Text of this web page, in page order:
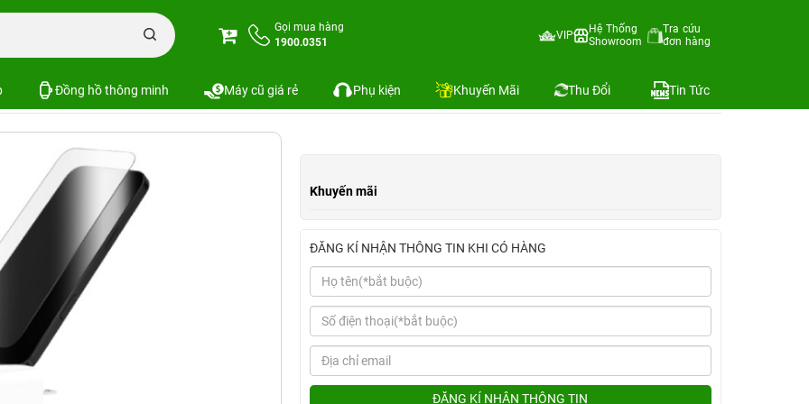
Gọi mua hàng
1900.0351
VIP
Hệ Thống
Showroom
Tra cứu
đơn hàng
Đồng hồ thông minh Máy cũ giá rẻ Phụ kiện Khuyến Mãi Thu Đổi Tin Tức
Combo phụ kiện iPhone 16 Series Combo iPhone 16 Pro Max (Cốc 30W Mophie+Ốp Zagg+Dán Zagg)
Mophie+Ốp Zagg+Dán Zagg)
Khuyến mãi
ĐĂNG KÍ NHẬN THÔNG TIN KHI CÓ HÀNG
ĐĂNG KÍ NHẬN THÔNG TIN